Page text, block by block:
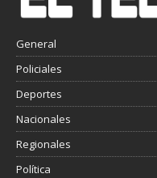
General
Policiales
Deportes
Nacionales
Regionales
Política